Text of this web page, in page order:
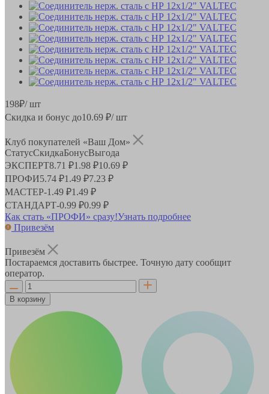
198₽/ шт
Скидка и бонус до10.69 ₽/ шт
Клуб покупателей «Ваш Дом»
СтатусСкидкаБонусВыгода
ЭКСПЕРТ8.71 ₽1.98 ₽10.69 ₽
ПРОФИ5.74 ₽1.49 ₽7.23 ₽
МАСТЕР-1.49 ₽1.49 ₽
СТАНДАРТ-0.99 ₽0.99 ₽
Как стать «ПРОФИ» сразу!Узнать подробнее
Привезём
Привезём
Постараемся доставить быстрее. Точную дату сообщит
оператор.
В корзину